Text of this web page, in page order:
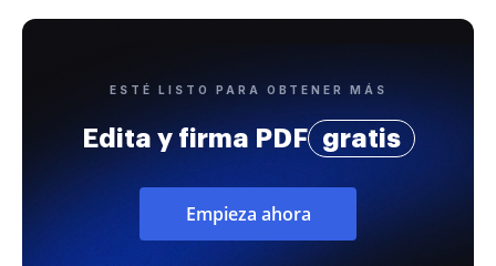
ESTÉ LISTO PARA OBTENER MÁS
Edita y firma PDF gratis
Empieza ahora